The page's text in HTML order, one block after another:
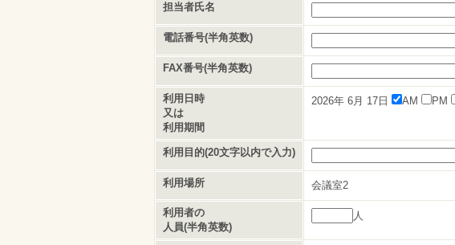
担当者氏名
電話番号(半角英数)
FAX番号(半角英数)
利用日時
又は
利用期間
2026年 6月 17日 AM PM
利用目的(20文字以内で入力)
利用場所 会議室2
利用者の
人員(半角英数)
人